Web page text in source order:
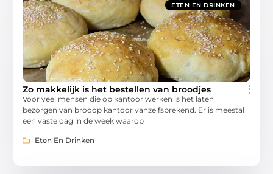
ETEN EN DRINKEN
Zo makkelijk is het bestellen van broodjes
Voor veel mensen die op kantoor werken is het laten
bezorgen van brooop kantoor vanzelfsprekend. Er is meestal
een vaste dag in de week waarop
Eten En Drinken